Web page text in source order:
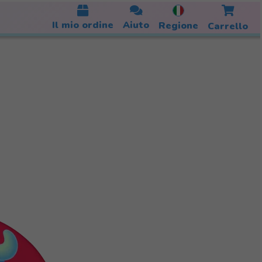
Il mio ordine Aiuto Regione Carrello